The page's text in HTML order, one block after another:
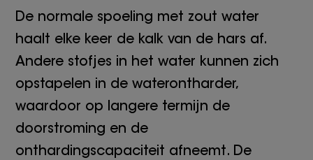
De normale spoeling met zout water
haalt elke keer de kalk van de hars af.
Andere stofjes in het water kunnen zich
opstapelen in de waterontharder,
waardoor op langere termijn de
doorstroming en de
onthardingscapaciteit afneemt. De